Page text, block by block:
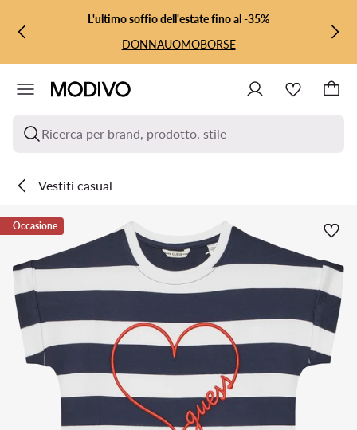
VAI AL CONTENUTO PRINCIPALE
VAI ALLA RICERCAL'ultimo soffio dell'estate fino al -35%
DONNAUOMOBORSE
Ricerca per brand, prodotto, stile
Vestiti casual
Occasione